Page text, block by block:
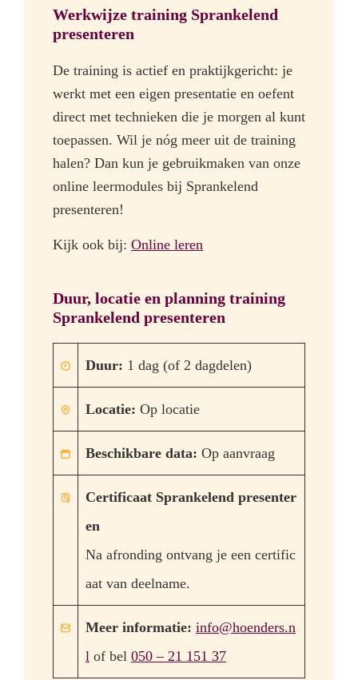
Werkwijze training Sprankelend
presenteren
De training is actief en praktijkgericht: je
werkt met een eigen presentatie en oefent
direct met technieken die je morgen al kunt
toepassen. Wil je nóg meer uit de training
halen? Dan kun je gebruikmaken van onze
online leermodules bij Sprankelend
presenteren!
Kijk ook bij: Online leren
Duur, locatie en planning training
Sprankelend presenteren
Duur: 1 dag (of 2 dagdelen)
Locatie: Op locatie
Beschikbare data: Op aanvraag
Certificaat Sprankelend presenter
en
Na afronding ontvang je een certific
aat van deelname.
Meer informatie: info@hoenders.n
l of bel 050 – 21 151 37